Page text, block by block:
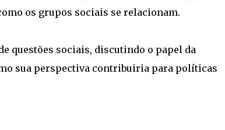
os grupos sociais se relacionam.
questões sociais, discutindo o papel da
sua perspectiva contribuiria para políticas